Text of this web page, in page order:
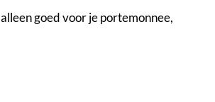
goed voor je portemonnee,